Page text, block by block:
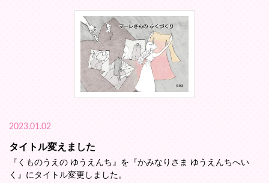
2023.01.02
タイトル変えました
『くものうえの ゆうえんち』を『かみなりさま ゆうえんちへい
く』にタイトル変更しました。